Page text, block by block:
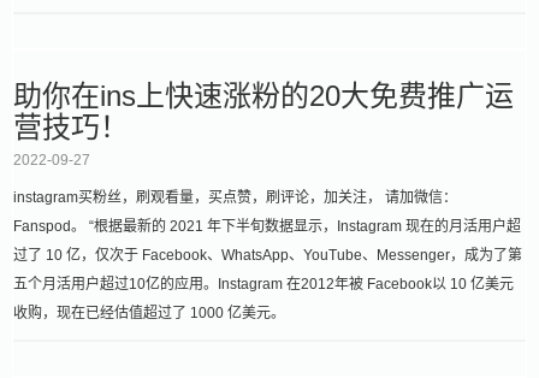
助你在ins上快速涨粉的20大免费推广运
营技巧！
2022-09-27
instagram买粉丝，刷观看量，买点赞，刷评论，加关注， 请加微信：
Fanspod。 “根据最新的 2021 年下半旬数据显示，Instagram 现在的月活用户超
过了 10 亿，仅次于 Facebook、WhatsApp、YouTube、Messenger，成为了第
五个月活用户超过10亿的应用。Instagram 在2012年被 Facebook以 10 亿美元
收购，现在已经估值超过了 1000 亿美元。